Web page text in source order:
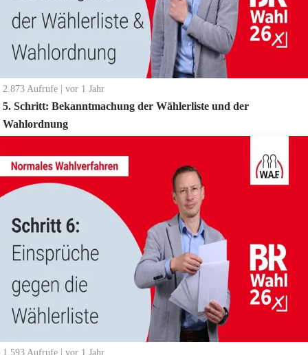
2.873 Aufrufe vor 1 Jahr
5. Schritt: Bekanntmachung der Wählerliste und der
Wahlordnung
1.593 Aufrufe vor 1 Jahr